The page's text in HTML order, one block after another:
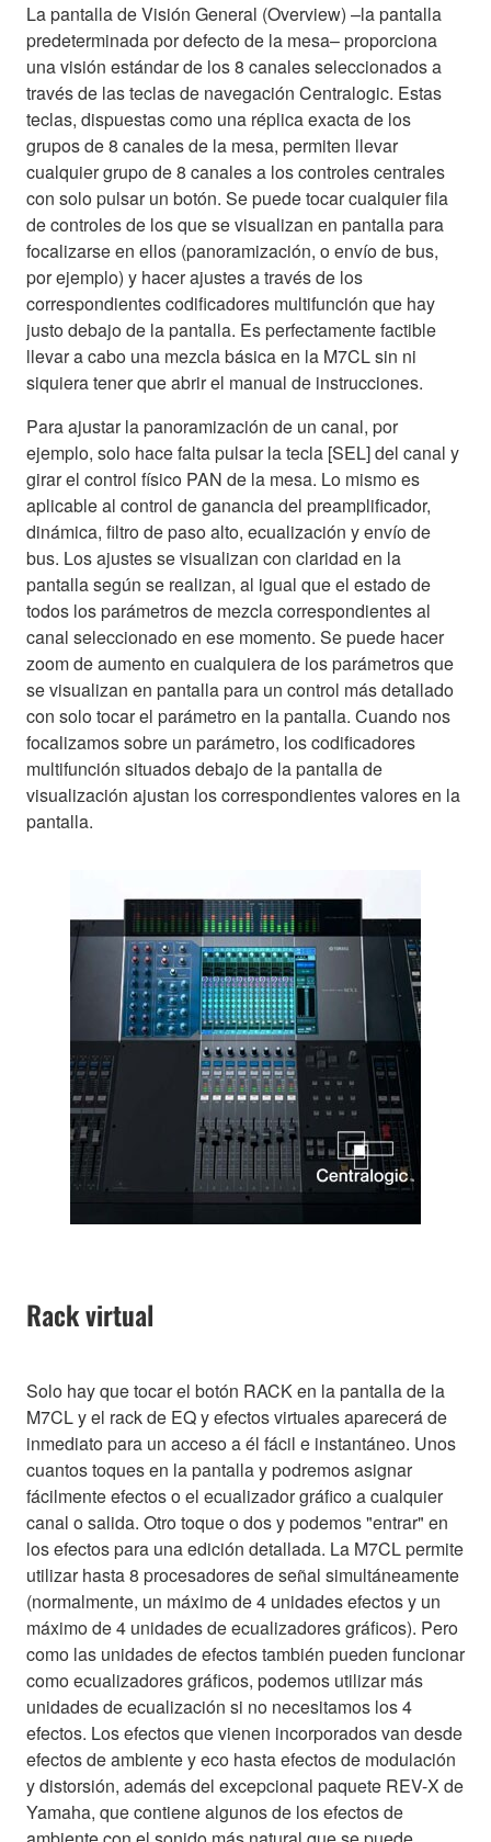
La pantalla de Visión General (Overview) –la pantalla
predeterminada por defecto de la mesa– proporciona
una visión estándar de los 8 canales seleccionados a
través de las teclas de navegación Centralogic. Estas
teclas, dispuestas como una réplica exacta de los
grupos de 8 canales de la mesa, permiten llevar
cualquier grupo de 8 canales a los controles centrales
con solo pulsar un botón. Se puede tocar cualquier fila
de controles de los que se visualizan en pantalla para
focalizarse en ellos (panoramización, o envío de bus,
por ejemplo) y hacer ajustes a través de los
correspondientes codificadores multifunción que hay
justo debajo de la pantalla. Es perfectamente factible
llevar a cabo una mezcla básica en la M7CL sin ni
siquiera tener que abrir el manual de instrucciones.
Para ajustar la panoramización de un canal, por
ejemplo, solo hace falta pulsar la tecla [SEL] del canal y
girar el control físico PAN de la mesa. Lo mismo es
aplicable al control de ganancia del preamplificador,
dinámica, filtro de paso alto, ecualización y envío de
bus. Los ajustes se visualizan con claridad en la
pantalla según se realizan, al igual que el estado de
todos los parámetros de mezcla correspondientes al
canal seleccionado en ese momento. Se puede hacer
zoom de aumento en cualquiera de los parámetros que
se visualizan en pantalla para un control más detallado
con solo tocar el parámetro en la pantalla. Cuando nos
focalizamos sobre un parámetro, los codificadores
multifunción situados debajo de la pantalla de
visualización ajustan los correspondientes valores en la
pantalla.
Rack virtual
Solo hay que tocar el botón RACK en la pantalla de la
M7CL y el rack de EQ y efectos virtuales aparecerá de
inmediato para un acceso a él fácil e instantáneo. Unos
cuantos toques en la pantalla y podremos asignar
fácilmente efectos o el ecualizador gráfico a cualquier
canal o salida. Otro toque o dos y podemos "entrar" en
los efectos para una edición detallada. La M7CL permite
utilizar hasta 8 procesadores de señal simultáneamente
(normalmente, un máximo de 4 unidades efectos y un
máximo de 4 unidades de ecualizadores gráficos). Pero
como las unidades de efectos también pueden funcionar
como ecualizadores gráficos, podemos utilizar más
unidades de ecualización si no necesitamos los 4
efectos. Los efectos que vienen incorporados van desde
efectos de ambiente y eco hasta efectos de modulación
y distorsión, además del excepcional paquete REV-X de
Yamaha, que contiene algunos de los efectos de